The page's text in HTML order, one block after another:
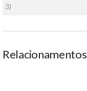
3)
Relacionamentos